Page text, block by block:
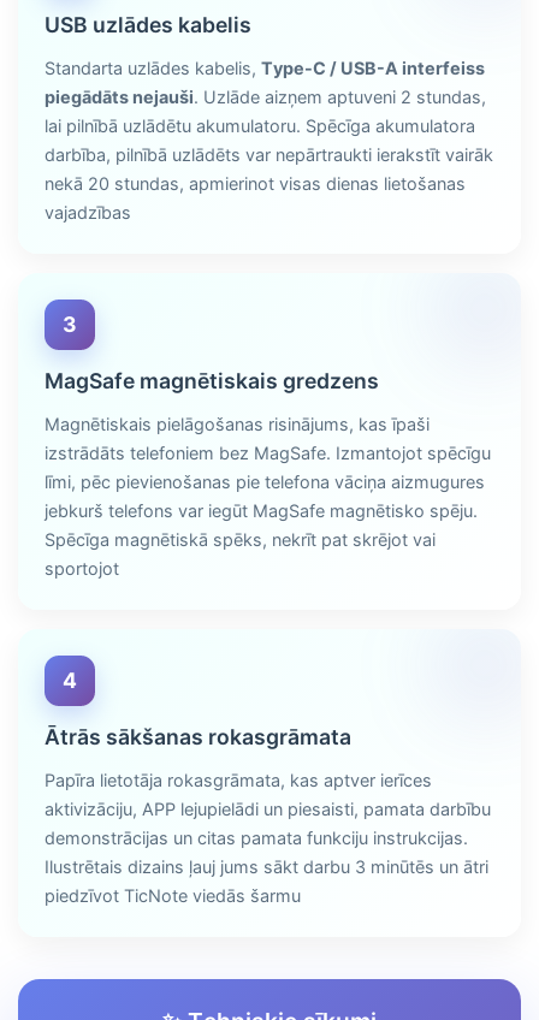
USB uzlādes kabelis
Standarta uzlādes kabelis, Type-C / USB-A interfeiss
piegādāts nejauši. Uzlāde aizņem aptuveni 2 stundas,
lai pilnībā uzlādētu akumulatoru. Spēcīga akumulatora
darbība, pilnībā uzlādēts var nepārtraukti ierakstīt vairāk
nekā 20 stundas, apmierinot visas dienas lietošanas
vajadzības
3
MagSafe magnētiskais gredzens
Magnētiskais pielāgošanas risinājums, kas īpaši
izstrādāts telefoniem bez MagSafe. Izmantojot spēcīgu
līmi, pēc pievienošanas pie telefona vāciņa aizmugures
jebkurš telefons var iegūt MagSafe magnētisko spēju.
Spēcīga magnētiskā spēks, nekrīt pat skrējot vai
sportojot
4
Ātrās sākšanas rokasgrāmata
Papīra lietotāja rokasgrāmata, kas aptver ierīces
aktivizāciju, APP lejupielādi un piesaisti, pamata darbību
demonstrācijas un citas pamata funkciju instrukcijas.
Ilustrētais dizains ļauj jums sākt darbu 3 minūtēs un ātri
piedzīvot TicNote viedās šarmu